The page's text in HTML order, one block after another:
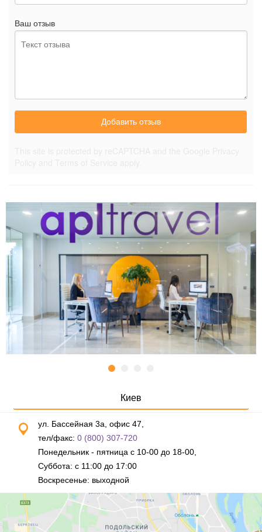
Ваш отзыв
Добавить отзыв
Киев
ул. Бассейная 3а, офис 47,
тел/факс: 0 (800) 307-720
Понедельник - пятница с 10-00 до 18-00,
Суббота: с 11:00 до 17:00
Воскресенье: выходной